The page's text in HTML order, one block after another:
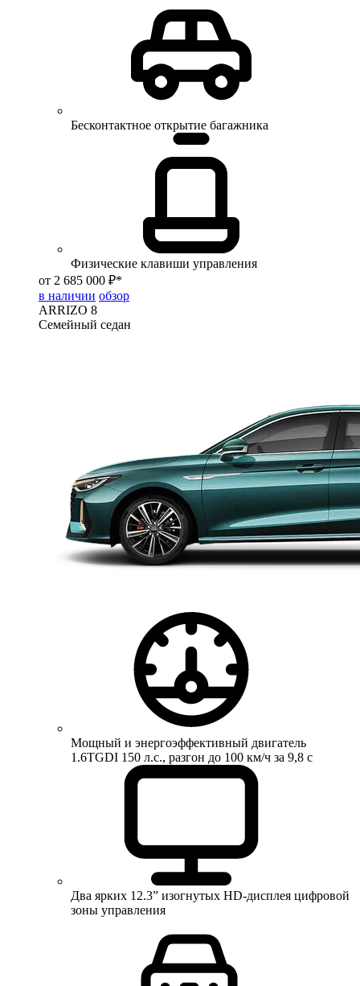
Бесконтактное открытие багажника
Физические клавиши управления
от 2 685 000 ₽*
в наличии обзор
ARRIZO 8
Семейный седан
Мощный и энергоэффективный двигатель
1.6TGDI 150 л.с., разгон до 100 км/ч за 9,8 с
Два ярких 12.3” изогнутых HD-дисплея цифровой
зоны управления